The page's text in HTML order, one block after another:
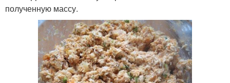
полученную массу.